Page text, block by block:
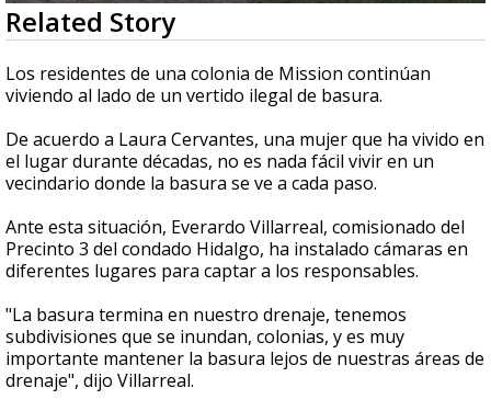
0
seconds
of
1
minute,
0
Related Story
Los residentes de una colonia de Mission continúan
viviendo al lado de un vertido ilegal de basura.
De acuerdo a Laura Cervantes, una mujer que ha vivido en
el lugar durante décadas, no es nada fácil vivir en un
vecindario donde la basura se ve a cada paso.
Ante esta situación, Everardo Villarreal, comisionado del
Precinto 3 del condado Hidalgo, ha instalado cámaras en
diferentes lugares para captar a los responsables.
"La basura termina en nuestro drenaje, tenemos
subdivisiones que se inundan, colonias, y es muy
importante mantener la basura lejos de nuestras áreas de
drenaje", dijo Villarreal.